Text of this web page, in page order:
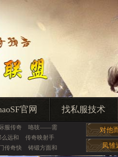
官网 找私服技术
服传奇
咯吱——需
么远和
传奇映射手
传奇快 铸锻方面和
对他
凤雏